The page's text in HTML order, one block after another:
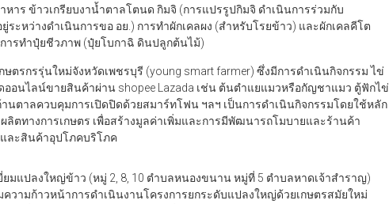
าร ข้าวเกรียบงาน้ำตาลโตนด กิมจิ (การแปรรูปกิมจิ ดำเนินการร่วมกับ
ะหว่างดำเนินการขอ อย.) การทำผักเคลผง (สำหรับโรยข้าว) และผักเคลคีโต
ารทำปุ๋ยชีวภาพ (ปุ๋ยโบกาฉิ ดินปลูกต้นไม้)
ตรกรรุ่นใหม่จังหวัดเพชรบุรี (young smart farmer) ซึ่งมีการดำเนินกิจกรรม ไข่
อนไลน์ขายสินค้าผ่าน shopee Lazada เช่น ต้นตำแยแมวหรือกัญชาแมว ตู้ฟักไข่
นตาลควบคุมการเปิดปิดด้วยสมาร์ทโฟน ฯลฯ เป็นการดำเนินกิจกรรมโดยใช้หลัก
ตทางการเกษตร เพื่อสร้างมูลค่าเพิ่มและการมีพัฒนารถโมบายและร้านค้า
ละสินค้าอุปโภคบริโภค
ยมแปลงใหญ่ข้าว (หมู่ 2, 8, 10 ตำบลหนองขนาน หมู่ที่ 5 ตำบลหาดเจ้าสำราญ)
ความก้าวหน้าการดำเนินงานโครงการยกระดับแปลงใหญ่ด้วยเกษตรสมัยใหม่